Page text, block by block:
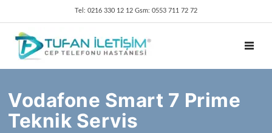
Tel: 0216 330 12 12 Gsm: 0553 711 72 72
Vodafone Smart 7 Prime
Teknik Servis